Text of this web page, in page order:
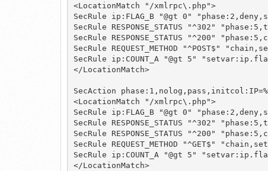
<LocationMatch "/xmlrpc\.php">
SecRule ip:FLAG_B "@gt 0"
SecRule RESPONSE_STATUS "^302"
SecRule RESPONSE_STATUS "^200"
SecRule REQUEST_METHOD "^POST$"
SecRule ip:COUNT_A "@gt 5"
</LocationMatch>
SecAction
<LocationMatch "/xmlrpc\.php">
SecRule ip:FLAG_B "@gt 0"
SecRule RESPONSE_STATUS "^302"
SecRule RESPONSE_STATUS "^200"
SecRule REQUEST_METHOD "^GET$"
SecRule ip:COUNT_A "@gt 5"
</LocationMatch>